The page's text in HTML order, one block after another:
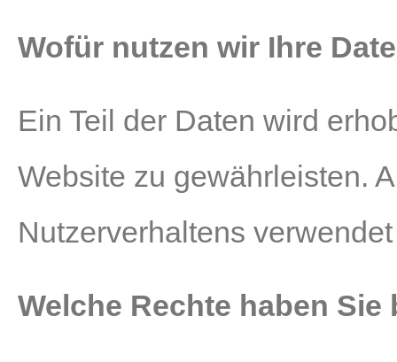
Wofür nutzen wir Ihre
Ein Teil der Daten wird
Website zu gewährleisten.
Nutzerverhaltens
Welche Rechte haben